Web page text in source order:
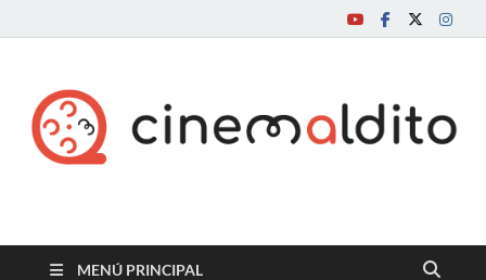
Cine maldito
MENÚ PRINCIPAL